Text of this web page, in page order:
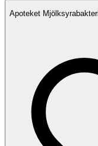
Apoteket